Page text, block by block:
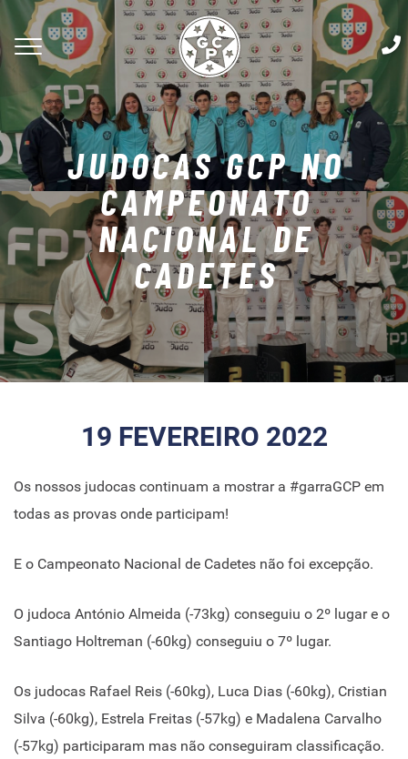
JUDOCAS GCP NO
CAMPEONATO
NACIONAL DE
CADETES
19 FEVEREIRO 2022
Os nossos judocas continuam a mostrar a #garraGCP em
todas as provas onde participam!
E o Campeonato Nacional de Cadetes não foi excepção.
O judoca António Almeida (-73kg) conseguiu o 2º lugar e o
Santiago Holtreman (-60kg) conseguiu o 7º lugar.
Os judocas Rafael Reis (-60kg), Luca Dias (-60kg), Cristian
Silva (-60kg), Estrela Freitas (-57kg) e Madalena Carvalho
(-57kg) participaram mas não conseguiram classificação.